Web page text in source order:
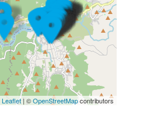
Leaflet| ©OpenStreetMapcontributors